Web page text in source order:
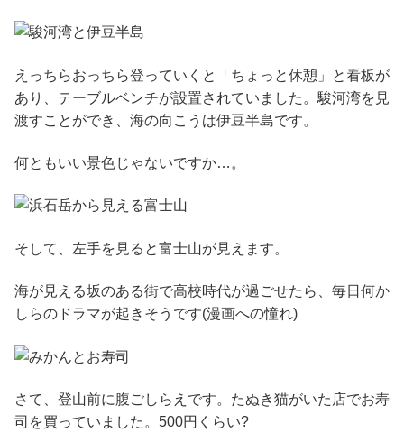
えっちらおっちら登っていくと「ちょっと休憩」と看板が
あり、テーブルベンチが設置されていました。駿河湾を見
渡すことができ、海の向こうは伊豆半島です。
何ともいい景色じゃないですか…。
そして、左手を見ると富士山が見えます。
海が見える坂のある街で高校時代が過ごせたら、毎日何か
しらのドラマが起きそうです(漫画への憧れ)
さて、登山前に腹ごしらえです。たぬき猫がいた店でお寿
司を買っていました。500円くらい?